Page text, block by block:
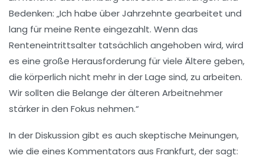
Bedenken: „Ich habe über Jahrzehnte gearbeitet und
lang für meine Rente eingezahlt. Wenn das
Renteneintrittsalter tatsächlich angehoben wird, wird
es eine große Herausforderung für viele Ältere geben,
die körperlich nicht mehr in der Lage sind, zu arbeiten.
Wir sollten die Belange der älteren Arbeitnehmer
stärker in den Fokus nehmen.“
In der Diskussion gibt es auch skeptische Meinungen,
wie die eines Kommentators aus Frankfurt, der sagt: